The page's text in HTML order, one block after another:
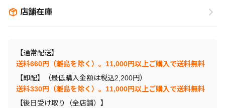
店舗在庫
【通常配送】
送料660円（離島を除く）。11,000円以上ご購入で送料無料
【即配】（最低購入金額は税込2,200円）
送料330円（離島を除く）。11,000円以上ご購入で送料無料
【後日受け取り（全店舗）】